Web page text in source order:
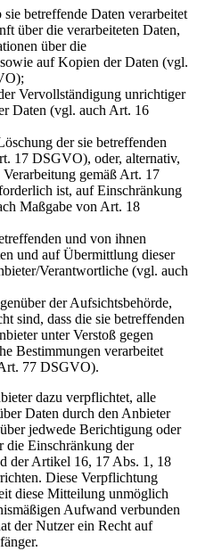
betreffende Daten verarbeitet
über die verarbeiteten Daten,
über die
auf Kopien der Daten (vgl.
Vervollständigung unrichtiger
Daten (vgl. auch Art. 16
der sie betreffenden
17 DSGVO), oder, alternativ,
gemäß Art. 17
ist, auf Einschränkung
Maßgabe von Art. 18
und von ihnen
und auf Übermittlung dieser
Verantwortliche (vgl. auch
der Aufsichtsbehörde,
sind, dass die sie betreffenden
unter Verstoß gegen
Bestimmungen verarbeitet
77 DSGVO).
dazu verpflichtet, alle
Daten durch den Anbieter
jedwede Berichtigung oder
die Einschränkung der
der Artikel 16, 17 Abs. 1, 18
Diese Verpflichtung
diese Mitteilung unmöglich
Aufwand verbunden
der Nutzer ein Recht auf